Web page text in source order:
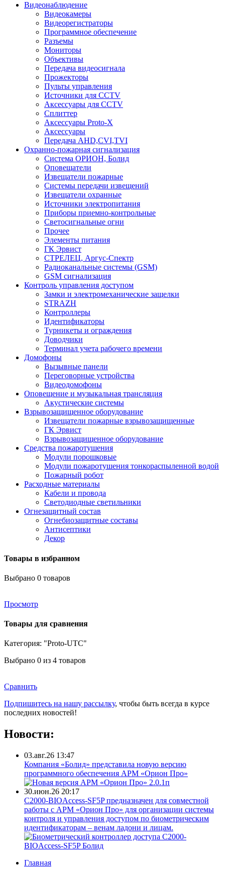
Видеонаблюдение
Видеокамеры
Видеорегистраторы
Программное обеспечение
Разъемы
Мониторы
Объективы
Передача видеосигнала
Прожекторы
Пульты управления
Источники для CCTV
Аксессуары для CCTV
Сплиттер
Аксессуары Proto-X
Аксессуары
Передача AHD,CVI,TVI
Охранно-пожарная сигнализация
Система ОРИОН, Болид
Оповещатели
Извещатели пожарные
Системы передачи извещений
Извещатели охранные
Источники электропитания
Приборы приемно-контрольные
Светосигнальные огни
Прочее
Элементы питания
ГК Эрвист
СТРЕЛЕЦ, Аргус-Спектр
Радиоканальные системы (GSM)
GSM сигнализация
Контроль управления доступом
Замки и электромеханические защелки
STRAZH
Контроллеры
Идентификаторы
Турникеты и ограждения
Доводчики
Терминал учета рабочего времени
Домофоны
Вызывные панели
Переговорные устройства
Видеодомофоны
Оповещение и музыкальная трансляция
Акустические системы
Взрывозащищенное оборудование
Извещатели пожарные взрывозащищенные
ГК Эрвист
Взрывозащищенное оборудование
Средства пожаротушения
Модули порошковые
Модули пожаротушения тонкораспыленной водой
Пожарный робот
Расходные материалы
Кабели и провода
Светодиодные светильники
Огнезащитный состав
Огнебиозащитные составы
Антисептики
Декор
Товары в избранном
Выбрано 0 товаров
Просмотр
Товары для сравнения
Категория: "Proto-UTC"
Выбрано 0 из 4 товаров
Сравнить
Подпишитесь на нашу рассылку, чтобы быть всегда в курсе
последних новостей!
Новости:
03.авг.26 13:47
Компания «Болид» представила новую версию
программного обеспечения АРМ «Орион Про»
30.июн.26 20:17
С2000-BIOAccess-SF5P предназначен для совместной
работы с АРМ «Орион Про» для организации системы
контроля и управления доступом по биометрическим
идентификаторам – венам ладони и лицам.
Главная